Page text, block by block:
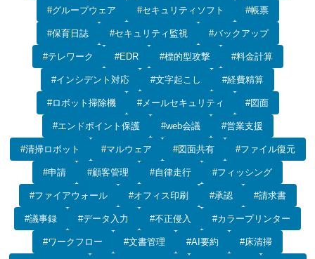
#グループウェア #セキュリティソフト #帳票
#保育日誌 #セキュリティ監視 #バックアップ
#テレワーク #EDR #標的型攻撃 #料金計算
#インシデント対応 #文字起こし #経費精算
#ロボット掃除機 #メールセキュリティ #図面
#エンドポイント保護 #web会議 #営業支援
#清掃ロボット #マルウェア #図面共有 #ファイル復元
#申請 #顧客管理 #自律走行 #フィッシング
#ファイアウォール #オフィス印刷 #承認 #請求書
#議事録 #データ入力 #不正侵入 #カラープリンター
#ワークフロー #文書管理 #AI要約 #床清掃